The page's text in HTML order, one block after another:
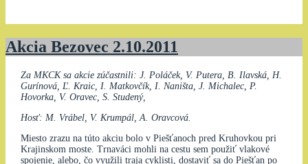
Akcia Bezovec 2.10.2011
Za MKCK sa akcie zúčastnili: J. Poláček, V. Putera, B. Ilavská, H.
Gurínová, Ľ. Kraic, I. Matkovčík, I. Naništa, J. Michalec, P.
Hovorka, V. Oravec, S. Studený,
Hosť: M. Vrábel, V. Krumpál, A. Oravcová.
Miesto zrazu na túto akciu bolo v Piešťanoch pred Kruhovkou pri
Krajinskom moste. Trnaváci mohli na cestu sem použiť vlakové
spojenie, alebo, čo využili traja cyklisti, dostaviť sa do Piešťan po